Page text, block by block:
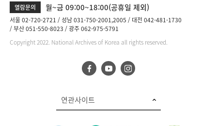
열람문의 월~금 09:00~18:00(공휴일 제외)
서울 02-720-2721 성남 031-750-2001,2005
대전 042-481-1730
부산 051-550-8023
광주 062-975-5791
Copyright 2022. National Archives of Korea all rights reserved.
연관사이트